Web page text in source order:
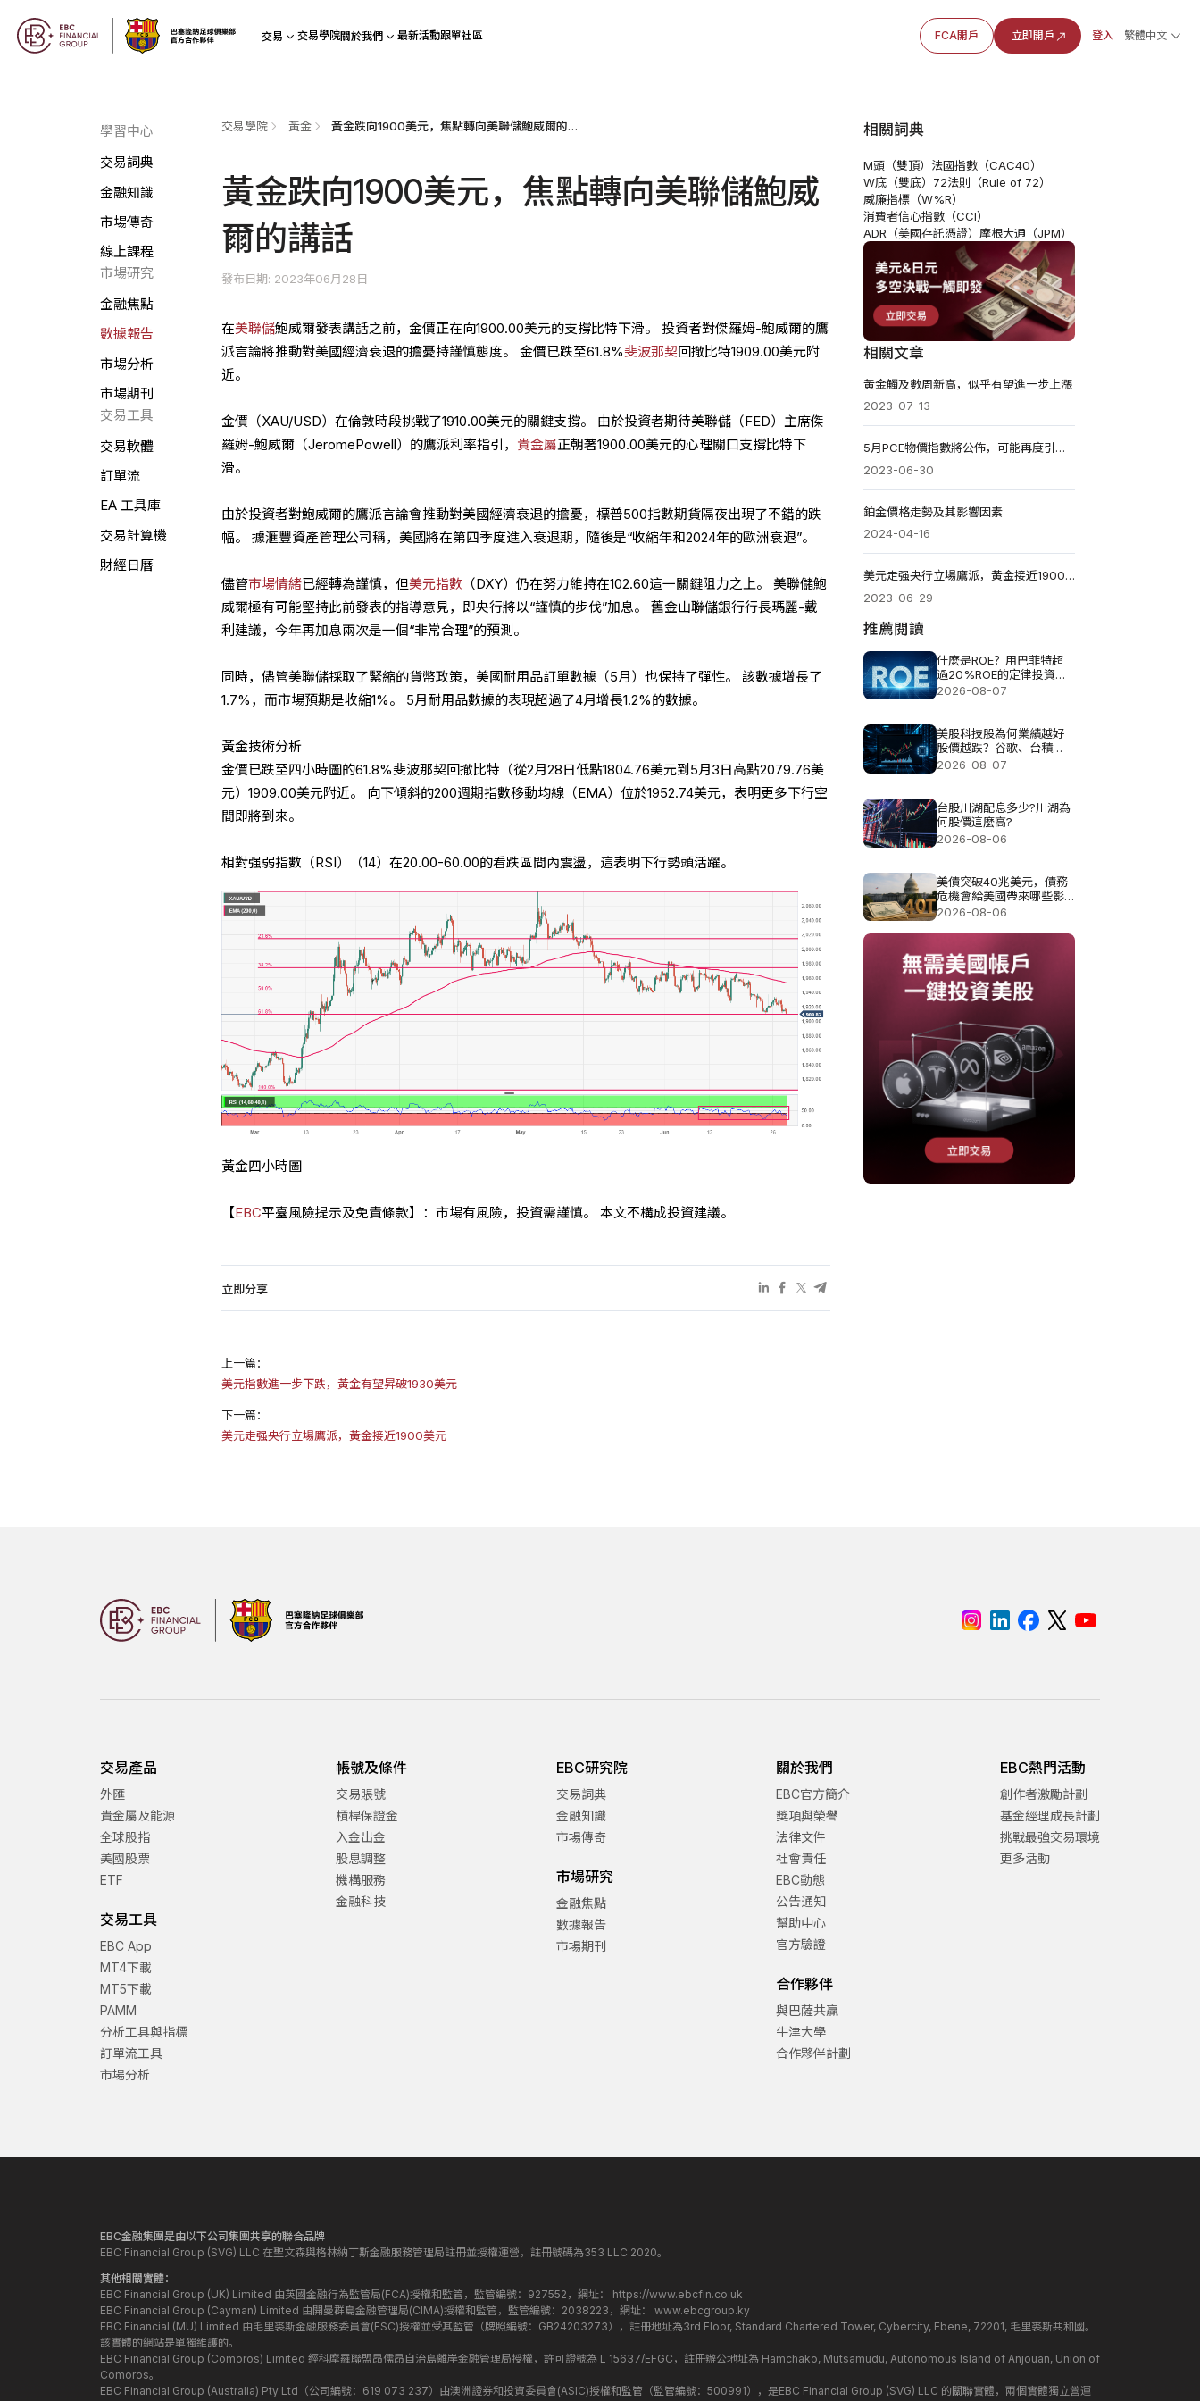
交易 交易學院關於我們 最新活動跟單社區 FCA開戶 立即開戶 登入 繁體中文
學習中心
交易詞典
金融知識
市場傳奇
線上課程
市場研究
金融焦點
數據報告
市場分析
市場期刊
交易工具
交易軟體
訂單流
EA 工具庫
交易計算機
財經日曆
交易學院 黃金 黃金跌向1900美元，焦點轉向美聯儲鮑威爾的講話
黃金跌向1900美元，焦點轉向美聯儲鮑威
爾的講話
發布日期: 2023年06月28日
在美聯儲鮑威爾發表講話之前，金價正在向1900.00美元的支撐比特下滑。 投資者對傑羅姆-鮑威爾的鷹
派言論將推動對美國經濟衰退的擔憂持謹慎態度。 金價已跌至61.8%斐波那契回撤比特1909.00美元附
近。
金價（XAU/USD）在倫敦時段挑戰了1910.00美元的關鍵支撐。 由於投資者期待美聯儲（FED）主席傑
羅姆-鮑威爾（JeromePowell）的鷹派利率指引， 貴金屬正朝著1900.00美元的心理關口支撐比特下
滑。
由於投資者對鮑威爾的鷹派言論會推動對美國經濟衰退的擔憂，標普500指數期貨隔夜出現了不錯的跌
幅。 據滙豐資產管理公司稱，美國將在第四季度進入衰退期，隨後是“收縮年和2024年的歐洲衰退”。
儘管市場情緒已經轉為謹慎，但美元指數 （DXY）仍在努力維持在102.60這一關鍵阻力之上。 美聯儲鮑
威爾極有可能堅持此前發表的指導意見，即央行將以“謹慎的步伐”加息。 舊金山聯儲銀行行長瑪麗-戴
利建議，今年再加息兩次是一個“非常合理”的預測。
同時，儘管美聯儲採取了緊縮的貨幣政策，美國耐用品訂單數據（5月）也保持了彈性。 該數據增長了
1.7%，而市場預期是收縮1%。 5月耐用品數據的表現超過了4月增長1.2%的數據。
黃金技術分析
金價已跌至四小時圖的61.8%斐波那契回撤比特（從2月28日低點1804.76美元到5月3日高點2079.76美
元）1909.00美元附近。 向下傾斜的200週期指數移動均線（EMA）位於1952.74美元，表明更多下行空
間即將到來。
相對强弱指數（RSI）（14）在20.00-60.00的看跌區間內震盪，這表明下行勢頭活躍。
黃金四小時圖
【 EBC平臺風險提示及免責條款】：市場有風險，投資需謹慎。 本文不構成投資建議。
立即分享
上一篇：
美元指數進一步下跌，黃金有望昇破1930美元
下一篇：
美元走强央行立場鷹派，黃金接近1900美元
相關詞典
M頭（雙頂） 法國指數（CAC40）
W底（雙底） 72法則（Rule of 72）
威廉指標（W%R）
消費者信心指數（CCI）
ADR（美國存託憑證） 摩根大通（JPM）
相關文章
黃金觸及數周新高，似乎有望進一步上漲
2023-07-13
5月PCE物價指數將公佈，可能再度引爆一場衰退擔憂？
2023-06-30
鉑金價格走勢及其影響因素
2024-04-16
美元走强央行立場鷹派，黃金接近1900美元
2023-06-29
推薦閱讀
什麼是ROE？用巴菲特超
過20%ROE的定律投資真
的可以？
2026-08-07
美股科技股為何業績越好
股價越跌？谷歌、台積
電、甲骨文揭AI投資壓力
2026-08-07
台股川湖配息多少?川湖為
何股價這麼高?
2026-08-06
美債突破40兆美元，債務
危機會給美國帶來哪些影
響?
2026-08-06
交易產品
外匯
貴金屬及能源
全球股指
美國股票
ETF
交易工具
EBC App
MT4下載
MT5下載
PAMM
分析工具與指標
訂單流工具
市場分析
帳號及條件
交易賬號
槓桿保證金
入金出金
股息調整
機構服務
金融科技
EBC研究院
交易詞典
金融知識
市場傳奇
市場研究
金融焦點
數據報告
市場期刊
關於我們
EBC官方簡介
獎項與榮譽
法律文件
社會責任
EBC動態
公告通知
幫助中心
官方驗證
合作夥伴
與巴薩共贏
牛津大學
合作夥伴計劃
EBC熱門活動
創作者激勵計劃
基金經理成長計劃
挑戰最強交易環境
更多活動
EBC金融集團是由以下公司集團共享的聯合品牌
EBC Financial Group (SVG) LLC 在聖文森與格林納丁斯金融服務管理局註冊並授權運營，註冊號碼為353 LLC 2020。
其他相關實體：
EBC Financial Group (UK) Limited 由英國金融行為監管局(FCA)授權和監管，監管編號：927552，網址： https://www.ebcfin.co.uk
EBC Financial Group (Cayman) Limited 由開曼群島金融管理局(CIMA)授權和監管，監管編號：2038223，網址： www.ebcgroup.ky
EBC Financial (MU) Limited 由毛里裘斯金融服務委員會(FSC)授權並受其監管（牌照編號：GB24203273），註冊地址為3rd Floor, Standard Chartered Tower, Cybercity, Ebene, 72201, 毛里裘斯共和國。
該實體的網站是單獨維護的。
EBC Financial Group (Comoros) Limited 經科摩羅聯盟昂儒昂自治島離岸金融管理局授權，許可證號為 L 15637/EFGC，註冊辦公地址為 Hamchako, Mutsamudu, Autonomous Island of Anjouan, Union of
Comoros。
EBC Financial Group (Australia) Pty Ltd（公司編號：619 073 237）由澳洲證券和投資委員會(ASIC)授權和監管（監管編號：500991），是EBC Financial Group (SVG) LLC 的關聯實體，兩個實體獨立營運